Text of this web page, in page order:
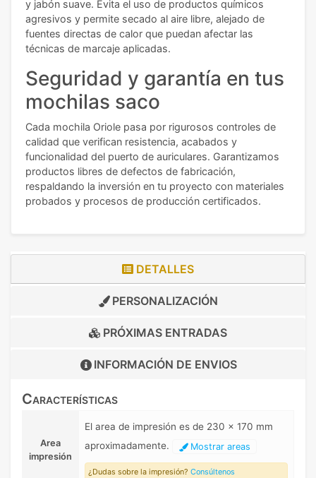
y jabón suave. Evita el uso de productos químicos
agresivos y permite secado al aire libre, alejado de
fuentes directas de calor que puedan afectar las
técnicas de marcaje aplicadas.
Seguridad y garantía en tus
mochilas saco
Cada mochila Oriole pasa por rigurosos controles de
calidad que verifican resistencia, acabados y
funcionalidad del puerto de auriculares. Garantizamos
productos libres de defectos de fabricación,
respaldando la inversión en tu proyecto con materiales
probados y procesos de producción certificados.
DETALLES
PERSONALIZACIÓN
PRÓXIMAS ENTRADAS
INFORMACIÓN DE ENVIOS
Características
Area
impresión
El area de impresión es de 230 x 170 mm
aproximadamente.
Mostrar areas
¿Dudas sobre la impresión? Consúltenos